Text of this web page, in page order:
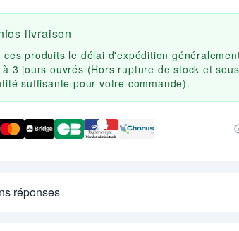
livraison
ces produits le délai d'expédition
3 jours ouvrés (Hors rupture de stock et
suffisante pour votre commande).
réponses